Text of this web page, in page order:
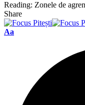
Reading: Zonele de
Share
Font
Aa